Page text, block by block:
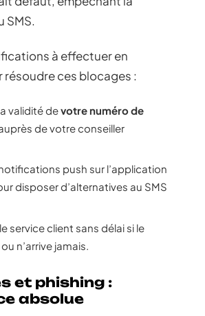
SMS.
à effectuer en
résoudre ces blocages :
validité devotre numéro de
de votre conseiller
push sur l’application
disposer d’alternatives au SMS
service client sans délai si le
n’arrive jamais.
et phishing :
absolue